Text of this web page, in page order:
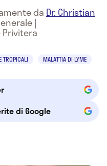
da Dr. Christian
|
Privitera
TROPICALI MALATTIA DI LYME
di Google